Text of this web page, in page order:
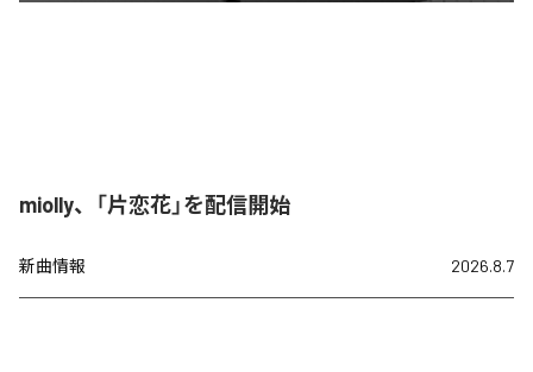
miolly、「片恋花」を配信開始
新曲情報 2026.8.7